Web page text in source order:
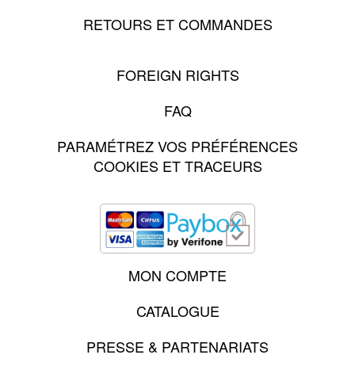
RETOURS ET COMMANDES
FOREIGN RIGHTS
FAQ
PARAMÉTREZ VOS PRÉFÉRENCES
COOKIES ET TRACEURS
MON COMPTE
CATALOGUE
PRESSE & PARTENARIATS